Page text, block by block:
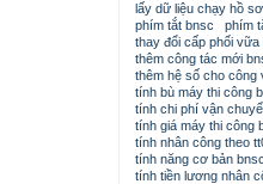
lấy dữ liệu chạy hồ
phím tắt bnsc
phím
thay đổi cấp phối vữa
thêm công tác mới
thêm hệ số cho công
tính bù máy thi công
tính chi phí vận
tính giá máy thi công
tính nhân công theo
tính năng cơ bản bnsc
tính tiền lương nhân